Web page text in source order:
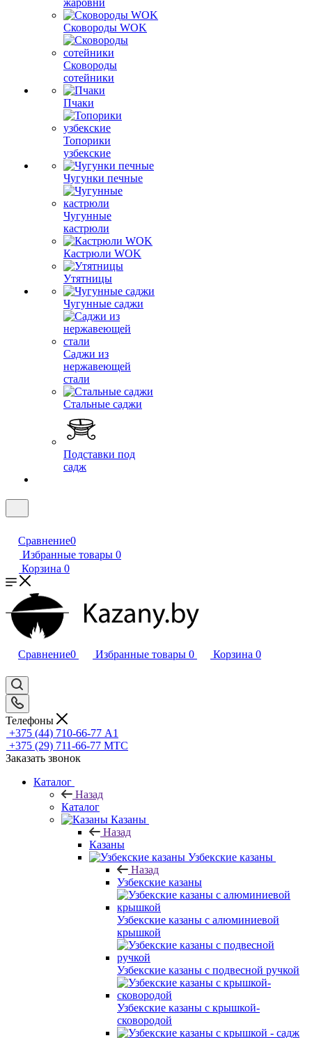
жаровни
Сковороды WOK
Сковороды
сотейники
Пчаки
Топорики
узбекские
Чугунки печные
Чугунные
кастрюли
Кастрюли WOK
Утятницы
Чугунные саджи
Саджи из
нержавеющей
стали
Стальные саджи
Подставки под
садж
Сравнение0
Избранные товары 0
Корзина 0
Сравнение0 Избранные товары 0 Корзина 0
Телефоны
+375 (44) 710-66-77 А1
+375 (29) 711-66-77 МТС
Заказать звонок
Каталог
Назад
Каталог
Казаны
Назад
Казаны
Узбекские казаны
Назад
Узбекские казаны
Узбекские казаны с алюминиевой
крышкой
Узбекские казаны с подвесной ручкой
Узбекские казаны с крышкой-
сковородой